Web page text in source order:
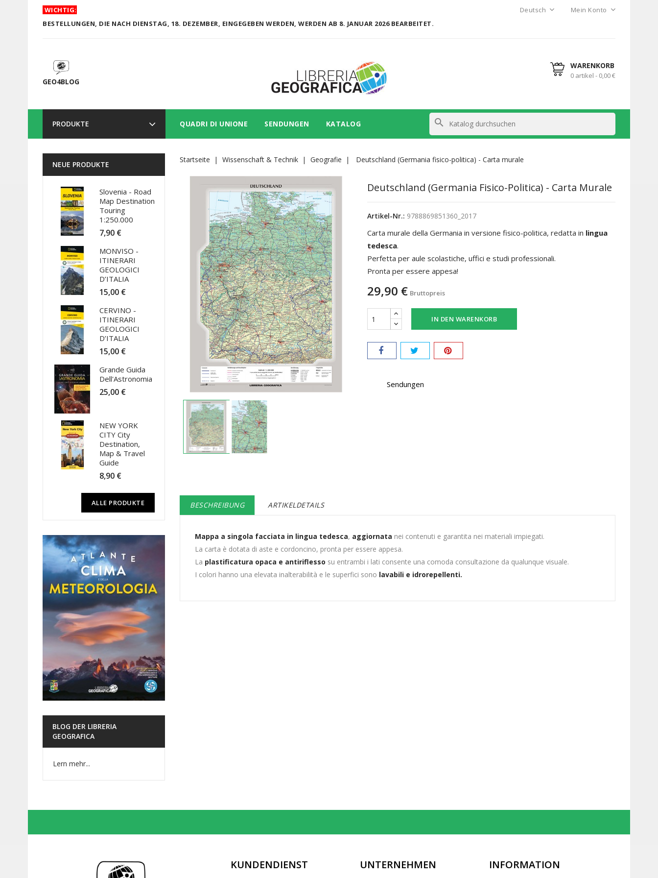
WICHTIG:
BESTELLUNGEN, DIE NACH DIENSTAG, 18. DEZEMBER, EINGEGEBEN WERDEN, WERDEN AB 8. JANUAR 2026 BEARBEITET.
Deutsch Mein Konto
GEO4BLOG
WARENKORB
0 artikel - 0,00 €
QUADRI DI UNIONE SENDUNGEN KATALOG
PRODUKTE search
NEUE PRODUKTE
Slovenia - Road
Map Destination
Touring
1:250.000
7,90 €
MONVISO -
ITINERARI
GEOLOGICI
D’ITALIA
15,00 €
CERVINO -
ITINERARI
GEOLOGICI
D’ITALIA
15,00 €
Grande Guida
Dell'Astronomia
25,00 €
NEW YORK
CITY City
Destination,
Map & Travel
Guide
8,90 €
ALLE PRODUKTE
BLOG DER LIBRERIA
GEOGRAFICA
Lern mehr...
Startseite Wissenschaft & Technik Geografie Deutschland (Germania fisico-politica) - Carta murale
Deutschland (Germania Fisico-Politica) - Carta Murale
Artikel-Nr.: 9788869851360_2017
Carta murale della Germania in versione fisico-politica, redatta in lingua
tedesca.
Perfetta per aule scolastiche, uffici e studi professionali.
Pronta per essere appesa!
29,90 € Bruttopreis
IN DEN WARENKORB
Sendungen
BESCHREIBUNG ARTIKELDETAILS
Mappa a singola facciata in lingua tedesca, aggiornata nei contenuti e garantita nei materiali impiegati.
La carta è dotata di aste e cordoncino, pronta per essere appesa.
La plastificatura opaca e antiriflesso su entrambi i lati consente una comoda consultazione da qualunque visuale.
I colori hanno una elevata inalterabilità e le superfici sono lavabili e idrorepellenti.
KUNDENDIENST UNTERNEHMEN INFORMATION